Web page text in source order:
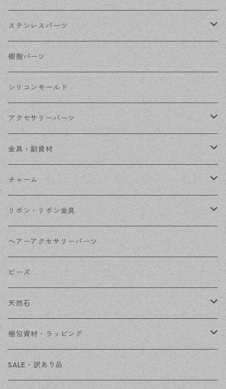
ホワイトシルバー
ステンレス・シルバー
ステンレス・ゴールド
フックピアス
その他ピアス
ネジばねイヤリング
クリップイヤリング
ノンホールピアス
ステンレスパーツ
ステンレスピアス
ステンレスイヤリング
ステンレスチェーン
ステンレス金具
樹脂パーツ
シリコンモールド
アクセサリーパーツ
デザイン丸カン
フレーム
コネクター
その他
金具・副資材
丸カン
ピン類
花座・ビーズキャップ
チェーン
その他
チャーム
金属
アクリル・プラ
ファーボール
リボン・リボン金具
リボン
リボン金具
ヘアーアクセサリーパーツ
ビーズ
天然石
穴あき
穴なし
梱包資材・ラッピング
発送ボックス
SALE・訳あり品